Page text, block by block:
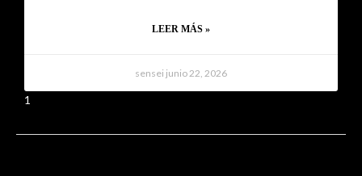
LEER MÁS »
sensei junio 22, 2026
1